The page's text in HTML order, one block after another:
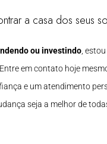
a casa dos seus
ou investindo ,
em contato hoje
e um atendimento
seja a melhor de